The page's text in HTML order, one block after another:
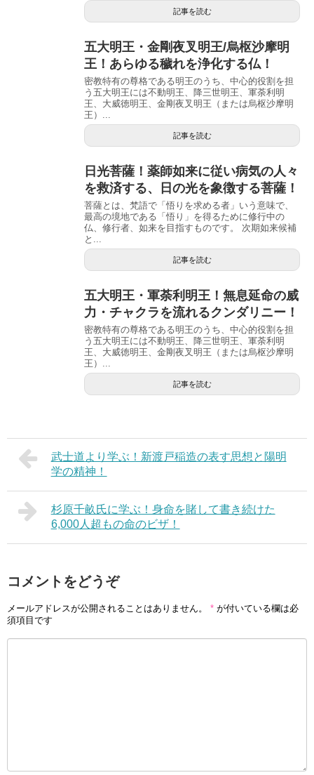
記事を読む
五大明王・金剛夜叉明王/烏枢沙摩明
王！あらゆる穢れを浄化する仏！
密教特有の尊格である明王のうち、中心的役割を担
う五大明王には不動明王、降三世明王、軍荼利明
王、大威徳明王、金剛夜叉明王（または烏枢沙摩明
王）...
記事を読む
日光菩薩！薬師如来に従い病気の人々
を救済する、日の光を象徴する菩薩！
菩薩とは、梵語で「悟りを求める者」いう意味で、
最高の境地である「悟り」を得るために修行中の
仏、修行者、如来を目指すものです。 次期如来候補
と...
記事を読む
五大明王・軍荼利明王！無息延命の威
力・チャクラを流れるクンダリニー！
密教特有の尊格である明王のうち、中心的役割を担
う五大明王には不動明王、降三世明王、軍荼利明
王、大威徳明王、金剛夜叉明王（または烏枢沙摩明
王）...
記事を読む
武士道より学ぶ！新渡戸稲造の表す思想と陽明
学の精神！
杉原千畝氏に学ぶ！身命を賭して書き続けた
6,000人超もの命のビザ！
コメントをどうぞ
メールアドレスが公開されることはありません。 * が付いている欄は必
須項目です